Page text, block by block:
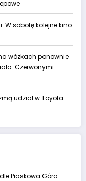
W sobotę kolejne kino
wózkach ponownie
Czerwonymi
udział w Toyota
Piaskowa Góra –